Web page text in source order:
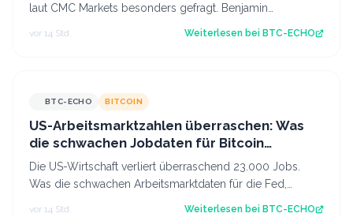
laut CMC Markets besonders gefragt. Benjamin
vor 14 Std. Weiterlesen bei BTC-ECHO
BTC-ECHO BITCOIN
US-Arbeitsmarktzahlen überraschen: Was
die schwachen Jobdaten für Bitcoin
bedeuten
Die US-Wirtschaft verliert überraschend 23.000 Jobs.
Was die schwachen Arbeitsmarktdaten für die Fed,
Bitcoin und den Krypto-Markt bedeuten.…
vor 14 Std. Weiterlesen bei BTC-ECHO